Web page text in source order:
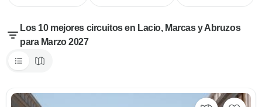
Los 10 mejores circuitos en Lacio, Marcas y Abruzos
para Marzo 2027